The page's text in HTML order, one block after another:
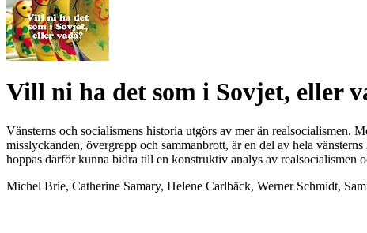
Vill ni ha det som i Sovjet, eller
Vänsterns och socialismens historia utgörs av mer än realsocialismen.
misslyckanden, övergrepp och sammanbrott, är en del av hela
hoppas därför kunna bidra till en konstruktiv analys av realsocialismen
Michel Brie, Catherine Samary, Helene Carlbäck, Werner Schmidt,